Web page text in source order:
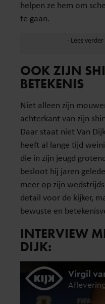
helpen ze hem om
te gaan.
OOK ZIJN
BETEKENIS
Niet alleen zijn
achterkant van zijn
Daar staat niet Van
heeft al lange tijd
die in zijn jeugd
besloot hij jaren
meer op zijn
detail voor de kijker,
bewuste en
INTERVIEW
DIJK: